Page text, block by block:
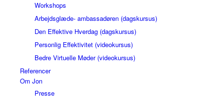
Workshops
Arbejdsglæde- ambassadøren (dagskursus)
Den Effektive Hverdag (dagskursus)
Personlig Effektivitet (videokursus)
Bedre Virtuelle Møder (videokursus)
Referencer
Om Jon
Presse